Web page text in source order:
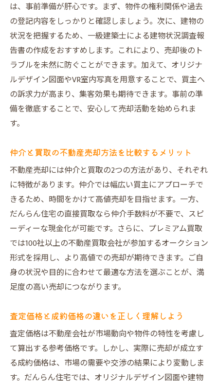
は、事前準備が肝心です。まず、物件の権利関係や過去
の登記内容をしっかりと確認しましょう。次に、建物の
状況を把握するため、一級建築士による建物状況調査報
告書の作成をおすすめします。これにより、売却後のト
ラブルを未然に防ぐことができます。加えて、オリジナ
ルデザイン図面やVR室内写真を用意することで、買主へ
の訴求力が高まり、集客効果も期待できます。事前の準
備を徹底することで、安心して売却活動を始められま
す。
仲介と買取の不動産売却方法を比較するメリット
不動産売却には仲介と買取の2つの方法があり、それぞれ
に特徴があります。仲介では幅広い買主にアプローチで
きるため、時間をかけて高値売却を目指せます。一方、
だんらん住宅の直接買取なら仲介手数料が不要で、スピ
ーディーな現金化が可能です。さらに、プレミアム買取
では100社以上の不動産買取会社が参加するオークション
形式を採用し、より高値での売却が期待できます。ご自
身の状況や目的に合わせて最適な方法を選ぶことが、満
足度の高い売却につながります。
査定価格と成約価格の違いを正しく理解しよう
査定価格は不動産会社が市場動向や物件の特性を考慮し
て算出する参考価格です。しかし、実際に売却が成立す
る成約価格は、市場の需要や交渉の結果により変動しま
す。だんらん住宅では、オリジナルデザイン図面や建物